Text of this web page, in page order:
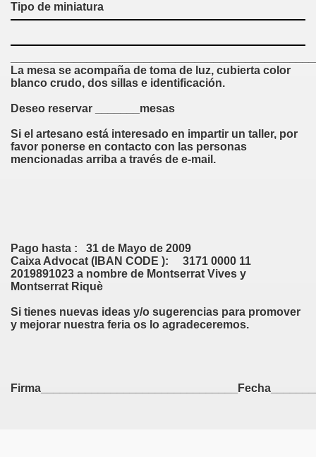
Tipo de miniatura
La mesa se acompaña de toma de luz, cubierta color
blanco crudo, dos sillas e identificación.
Deseo reservar _______mesas
Si el artesano está interesado en impartir un taller, por
favor ponerse en contacto con las personas
mencionadas arriba a través de e-mail.
Pago hasta : 31 de Mayo de 2009
Caixa Advocat (IBAN CODE ): 3171 0000 11
2019891023 a nombre de Montserrat Vives y
Montserrat Riquè
Si tienes nuevas ideas y/o sugerencias para promover
y mejorar nuestra feria os lo agradeceremos.